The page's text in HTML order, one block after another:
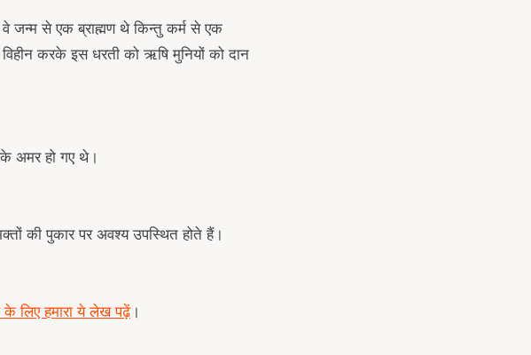
वे जन्म से एक ब्राह्मण थे किन्तु कर्म से एक
करके इस धरती को ऋषि मुनियों को दान
अमर हो गए थे।
की पुकार पर अवश्य उपस्थित होते हैं।
के लिए हमारा ये लेख पढ़ें।